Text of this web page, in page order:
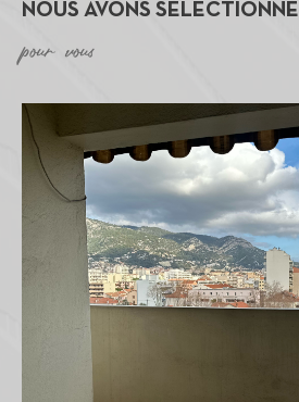
NOUS AVONS SÉLECTIONNÉ
pour vous